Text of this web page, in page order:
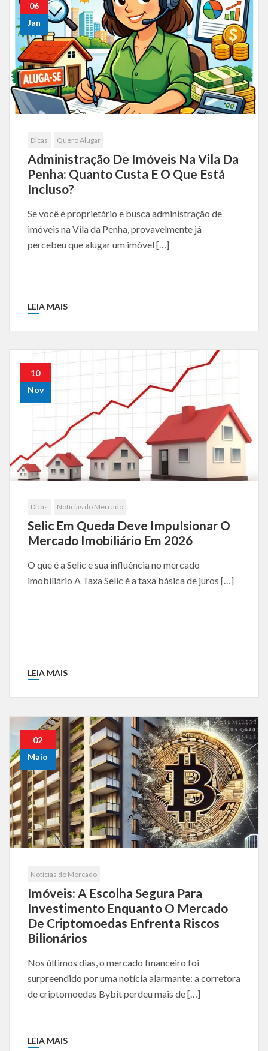
06
Jan
Dicas Quero Alugar
Administração De Imóveis Na Vila Da
Penha: Quanto Custa E O Que Está
Incluso?
Se você é proprietário e busca administração de
imóveis na Vila da Penha, provavelmente já
percebeu que alugar um imóvel […]
LEIA MAIS
10
Nov
Dicas Notícias do Mercado
Selic Em Queda Deve Impulsionar O
Mercado Imobiliário Em 2026
O que é a Selic e sua influência no mercado
imobiliário A Taxa Selic é a taxa básica de juros […]
LEIA MAIS
02
Maio
Notícias do Mercado
Imóveis: A Escolha Segura Para
Investimento Enquanto O Mercado
De Criptomoedas Enfrenta Riscos
Bilionários
Nos últimos dias, o mercado financeiro foi
surpreendido por uma notícia alarmante: a corretora
de criptomoedas Bybit perdeu mais de […]
LEIA MAIS